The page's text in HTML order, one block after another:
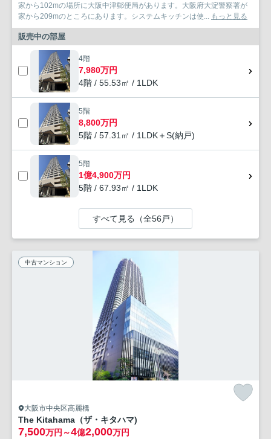
家から102mの場所に大阪中津郵便局があります。大阪府大淀警察署が
家から209mのところにあります。システムキッチンは使... もっと見る
販売中の部屋
4階
7,980万円
4階 / 55.53㎡ / 1LDK
5階
8,800万円
5階 / 57.31㎡ / 1LDK＋S(納戸)
5階
1億4,900万円
5階 / 67.93㎡ / 1LDK
すべて見る（全56戸）
中古マンション
大阪市中央区高麗橋
The Kitahama（ザ・キタハマ)
7,500万円～4億2,000万円